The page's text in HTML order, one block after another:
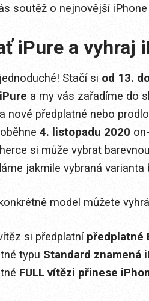
soutěž o nejnovější iPhone
iPure a vyhraj
Stačí si od 13.
a my vás zařadíme do
nové předplatné nebo
4. listopadu 2020
si může vybrat
jakmile vybraná varianta
model můžete
si předplatní předplatné
typu Standard znamená
FULL vítězi přinese